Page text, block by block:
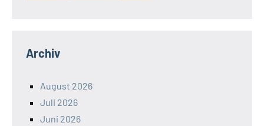
Archiv
August 2026
Juli 2026
Juni 2026